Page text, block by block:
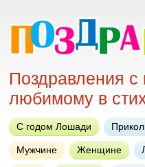
Поздравления
любимому в
С годом Лошади
Мужчине Женщине